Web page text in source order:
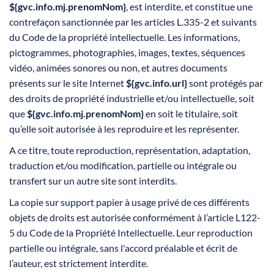
${gvc.info.mj.prenomNom}, est interdite, et constitue une
contrefaçon sanctionnée par les articles L.335-2 et suivants
du Code de la propriété intellectuelle. Les informations,
pictogrammes, photographies, images, textes, séquences
vidéo, animées sonores ou non, et autres documents
présents sur le site Internet${gvc.info.url}sont protégés par
des droits de propriété industrielle et/ou intellectuelle, soit
que${gvc.info.mj.prenomNom}en soit le titulaire, soit
qu’elle soit autorisée à les reproduire et les représenter.
A ce titre, toute reproduction, représentation, adaptation,
traduction et/ou modification, partielle ou intégrale ou
transfert sur un autre site sont interdits.
La copie sur support papier à usage privé de ces différents
objets de droits est autorisée conformément à l’article L122-
5 du Code de la Propriété Intellectuelle. Leur reproduction
partielle ou intégrale, sans l'accord préalable et écrit de
l’auteur, est strictement interdite.